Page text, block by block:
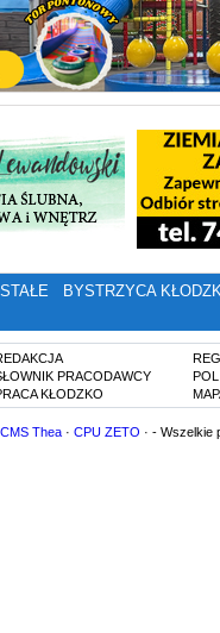
BYSTRZYCA
PRACODAWCY
KŁODZKO
CMS Thea · CPU ZETO · - Wszelkie